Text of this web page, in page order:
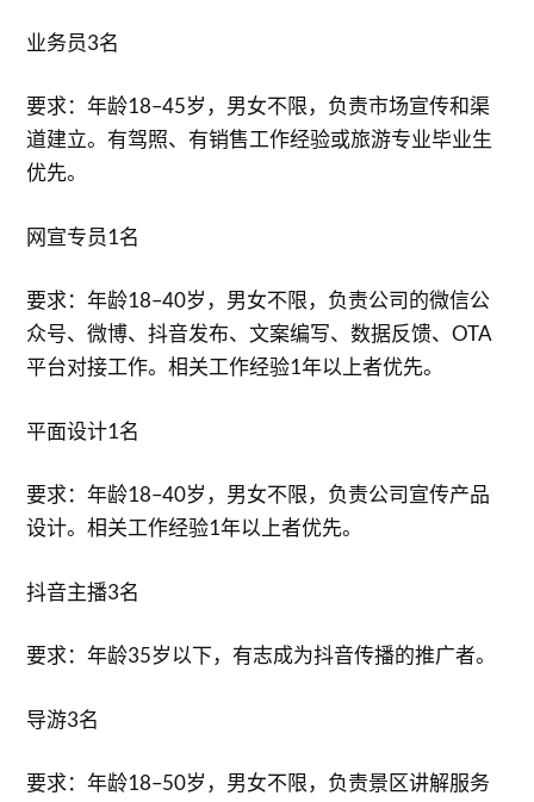
业务员3名
要求：年龄18–45岁，男女不限，负责市场宣传和渠
道建立。有驾照、有销售工作经验或旅游专业毕业生
优先。
网宣专员1名
要求：年龄18–40岁，男女不限，负责公司的微信公
众号、微博、抖音发布、文案编写、数据反馈、OTA
平台对接工作。相关工作经验1年以上者优先。
平面设计1名
要求：年龄18–40岁，男女不限，负责公司宣传产品
设计。相关工作经验1年以上者优先。
抖音主播3名
要求：年龄35岁以下，有志成为抖音传播的推广者。
导游3名
要求：年龄18–50岁，男女不限，负责景区讲解服务